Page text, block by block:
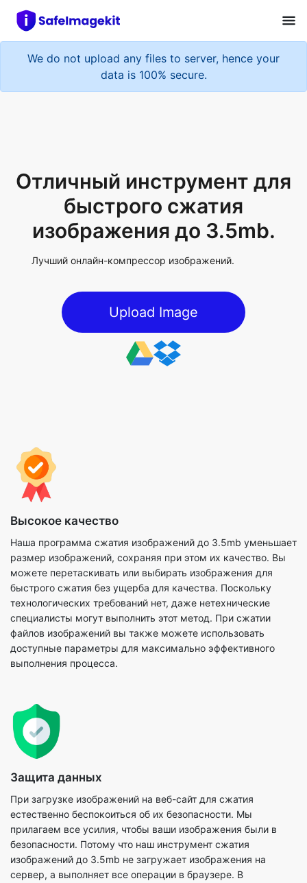
We do not upload any files to server, hence your
data is 100% secure.
изображения до 3.5mb.
Лучший онлайн-компрессор изображений.
Upload Image
Высокое качество
Наша программа сжатия изображений до 3.5mb уменьшает
размер изображений, сохраняя при этом их качество. Вы
можете перетаскивать или выбирать изображения для
быстрого сжатия без ущерба для качества. Поскольку
технологических требований нет, даже нетехнические
специалисты могут выполнить этот метод. При сжатии
файлов изображений вы также можете использовать
доступные параметры для максимально эффективного
выполнения процесса.
Защита данных
При загрузке изображений на веб-сайт для сжатия
естественно беспокоиться об их безопасности. Мы
прилагаем все усилия, чтобы ваши изображения были в
безопасности. Потому что наш инструмент сжатия
изображений до 3.5mb не загружает изображения на
сервер, а выполняет все операции в браузере. В
результате мы можем гарантировать полную безопасность
наших потребителей. Наши серверы не позволяют нам
видеть их, делиться ими или хранить их. Когда вы
пользуетесь нашими услугами, мы гарантируем полную